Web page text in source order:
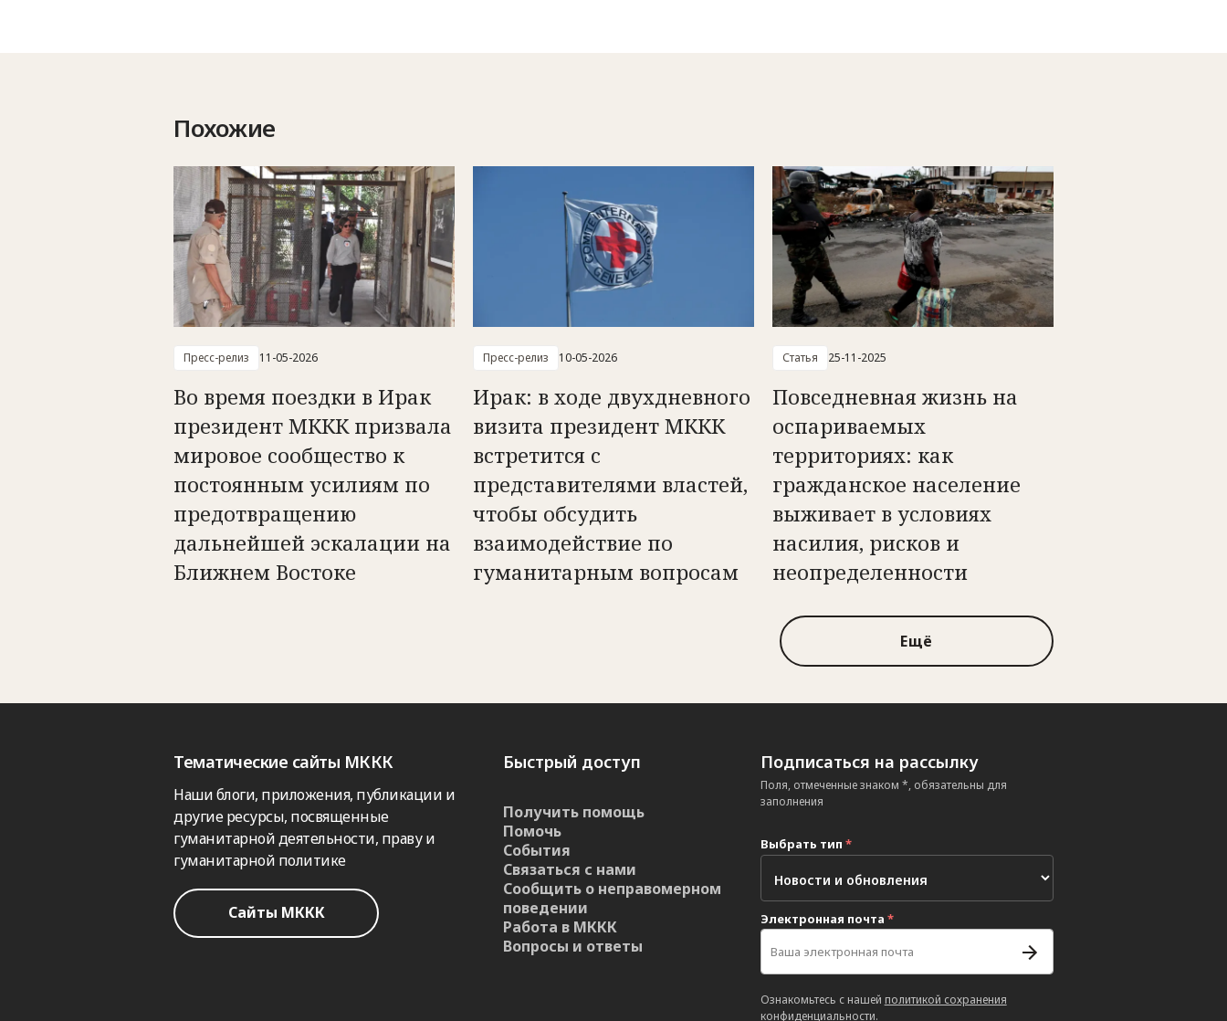
Похожие
Пресс-релиз 11-05-2026
Во время поездки в Ирак
президент МККК призвала
мировое сообщество к
постоянным усилиям по
предотвращению
дальнейшей эскалации на
Ближнем Востоке
Пресс-релиз 10-05-2026
Ирак: в ходе двухдневного
визита президент МККК
встретится с
представителями властей,
чтобы обсудить
взаимодействие по
гуманитарным вопросам
Статья 25-11-2025
Повседневная жизнь на
оспариваемых
территориях: как
гражданское население
выживает в условиях
насилия, рисков и
неопределенности
Ещё
Тематические сайты МККК
Наши блоги, приложения, публикации и
другие ресурсы, посвященные
гуманитарной деятельности, праву и
гуманитарной политике
Сайты МККК
Быстрый доступ
Получить помощь
Помочь
События
Связаться с нами
Сообщить о неправомерном
поведении
Работа в МККК
Вопросы и ответы
Подписаться на рассылку
Поля, отмеченные знаком *, обязательны для
заполнения
Выбрать тип *
Электронная почта *
Ознакомьтесь с нашей политикой сохранения
конфиденциальности.